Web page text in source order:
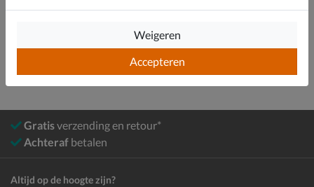
Boots
Gratisverzending en retour*
Achteraf betalen
Altijd op de hoogte zijn?
Accepteren
Weigeren